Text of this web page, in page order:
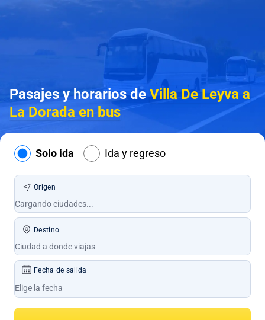
Pasajes y horarios deVilla De Leyva a
La Dorada en bus
Solo ida Ida y regreso
Origen
Destino
Fecha de salida